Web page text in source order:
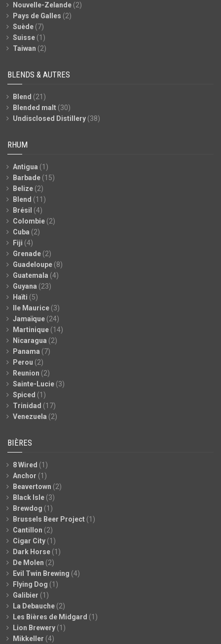
Nouvelle-Zelande (2)
Pays de Galles (2)
Suède (7)
Suisse (1)
Taiwan (2)
BLENDS & AUTRES
Blend (21)
Blended malt (30)
Undisclosed Distillery (38)
RHUM
Antigua (1)
Barbade (15)
Belize (2)
Blend (11)
Brésil (4)
Colombie (2)
Cuba (2)
Fiji (4)
Grenade (2)
Guadeloupe (8)
Guatemala (4)
Guyana (23)
Haïti (5)
Ile Maurice (3)
Jamaïque (24)
Martinique (14)
Nicaragua (2)
Panama (7)
Perou (2)
Reunion (2)
Sainte-Lucie (3)
Spiced (1)
Trinidad (17)
Venezuela (2)
BIÈRES
8 Wired (1)
Anchor (1)
Beavertown (2)
Black Isle (3)
Brewdog (1)
Brussels Beer Project (1)
Cantillon (2)
Cigar City (1)
Dark Horse (1)
De Molen (2)
Evil Twin Brewing (4)
Flying Dog (1)
Galibier (1)
La Debauche (2)
Les Bières de Midgard (1)
Lion Brewery (1)
Mikkeller (4)